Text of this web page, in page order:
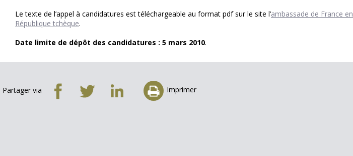
Le texte de l’appel à candidatures est téléchargeable au format pdf sur le site l’ambassade de France en
République tchèque.
Date limite de dépôt des candidatures : 5 mars 2010.
Partager via Imprimer